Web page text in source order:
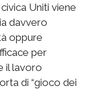
Uniti viene
davvero
oppure
per
il lavoro
di “gioco dei